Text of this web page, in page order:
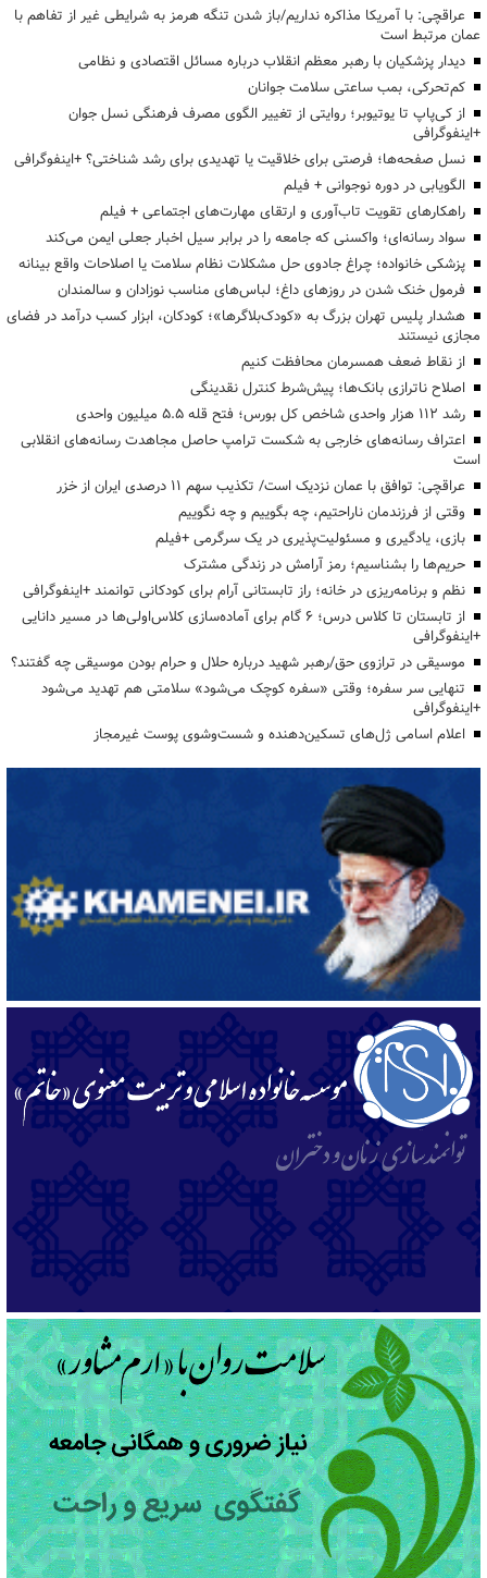
عراقچی: با آمریکا مذاکره نداریم/باز شدن تنگه هرمز به شرایطی غیر از تفاهم با
عمان مرتبط است
دیدار پزشکیان با رهبر معظم انقلاب درباره مسائل اقتصادی و نظامی
کم‌تحرکی، بمب ساعتی سلامت جوانان
از کی‌پاپ تا یوتیوبر؛ روایتی از تغییر الگوی مصرف فرهنگی نسل جوان
+اینفوگرافی
نسل صفحه‌ها؛ فرصتی برای خلاقیت یا تهدیدی برای رشد شناختی؟ +اینفوگرافی
الگویابی در دوره نوجوانی + فیلم
راهکارهای تقویت تاب‌آوری و ارتقای مهارت‌های اجتماعی + فیلم
سواد رسانه‌ای؛ واکسنی که جامعه را در برابر سیل اخبار جعلی ایمن می‌کند
پزشکی خانواده؛ چراغ جادوی حل مشکلات نظام سلامت یا اصلاحات واقع بینانه
فرمول خنک شدن در روزهای داغ؛ لباس‌های مناسب نوزادان و سالمندان
هشدار پلیس تهران بزرگ به «کودک‌بلاگرها»؛ کودکان، ابزار کسب درآمد در فضای
مجازی نیستند
از نقاط ضعف همسرمان محافظت کنیم
اصلاح ناترازی بانک‌ها؛ پیش‌شرط کنترل نقدینگی
رشد ۱۱۲ هزار واحدی شاخص کل بورس؛ فتح قله ۵.۵ میلیون واحدی
اعتراف رسانه‌های خارجی به شکست ترامپ حاصل مجاهدت رسانه‌های انقلابی
است
عراقچی: توافق با عمان نزدیک است/ تکذیب سهم ۱۱ درصدی ایران از خزر
وقتی از فرزندمان ناراحتیم، چه بگوییم و چه نگوییم
بازی، یادگیری و مسئولیت‌پذیری در یک سرگرمی +فیلم
حریم‌ها را بشناسیم؛ رمز آرامش در زندگی مشترک
نظم و برنامه‌ریزی در خانه؛ راز تابستانی آرام برای کودکانی توانمند +اینفوگرافی
از تابستان تا کلاس درس؛ ۶ گام برای آماده‌سازی کلاس‌اولی‌ها در مسیر دانایی
+اینفوگرافی
موسیقی در ترازوی حق/رهبر شهید درباره حلال و حرام بودن موسیقی چه گفتند؟
تنهایی سر سفره؛ وقتی «سفره کوچک می‌شود» سلامتی هم تهدید می‌شود
+اینفوگرافی
اعلام اسامی ژل‌های تسکین‌دهنده و شست‌وشوی پوست غیرمجاز